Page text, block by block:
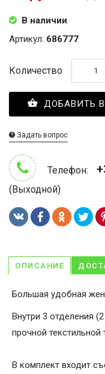
В наличии
Артикул: 686777
Количество
ДОБАВИТЬ
Задать вопрос
Телефон:
(Выходной)
ОПИСАНИЕ
Большая удобная
Внутри 3 отделения
прочной текстильной
В комплект входит